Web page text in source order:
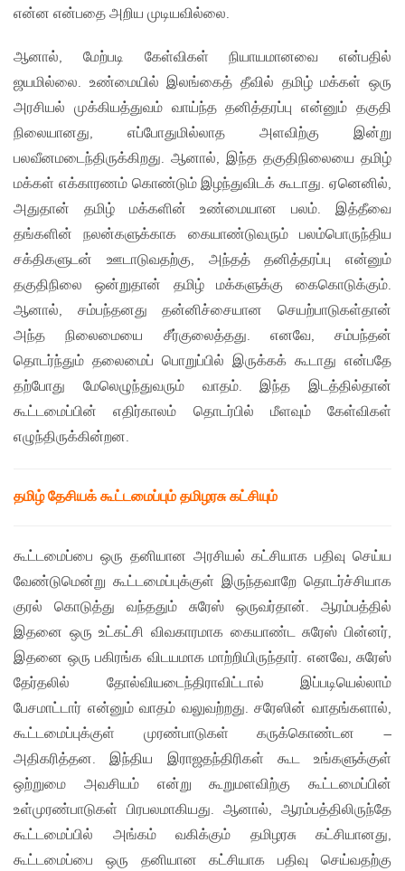
என்ன என்பதை அறிய முடியவில்லை.
ஆனால், மேற்படி கேள்விகள் நியாயமானவை என்பதில்
ஜயமில்லை. உண்மையில் இலங்கைத் தீவில் தமிழ் மக்கள் ஒரு
அரசியல் முக்கியத்துவம் வாய்ந்த தனித்தரப்பு என்னும் தகுதி
நிலையானது, எப்போதுமில்லாத அளவிற்கு இன்று
பலவீனமடைந்திருக்கிறது. ஆனால், இந்த தகுதிநிலையை தமிழ்
மக்கள் எக்காரணம் கொண்டும் இழந்துவிடக் கூடாது. ஏனெனில்,
அதுதான் தமிழ் மக்களின் உண்மையான பலம். இத்தீவை
தங்களின் நலன்களுக்காக கையாண்டுவரும் பலம்பொருந்திய
சக்திகளுடன் ஊடாடுவதற்கு, அந்தத் தனித்தரப்பு என்னும்
தகுதிநிலை ஒன்றுதான் தமிழ் மக்களுக்கு கைகொடுக்கும்.
ஆனால், சம்பந்தனது தன்னிச்சையான செயற்பாடுகள்தான்
அந்த நிலைமையை சீர்குலைத்தது. எனவே, சம்பந்தன்
தொடர்ந்தும் தலைமைப் பொறுப்பில் இருக்கக் கூடாது என்பதே
தற்போது மேலெழுந்துவரும் வாதம். இந்த இடத்தில்தான்
கூட்டமைப்பின் எதிர்காலம் தொடர்பில் மீளவும் கேள்விகள்
எழுந்திருக்கின்றன.
தமிழ் தேசியக் கூட்டமைப்பும் தமிழரசு கட்சியும்
கூட்டமைப்பை ஒரு தனியான அரசியல் கட்சியாக பதிவு செய்ய
வேண்டுமென்று கூட்டமைப்புக்குள் இருந்தவாறே தொடர்ச்சியாக
குரல் கொடுத்து வந்ததும் சுரேஸ் ஒருவர்தான். ஆரம்பத்தில்
இதனை ஒரு உட்கட்சி விவகாரமாக கையாண்ட சுரேஸ் பின்னர்,
இதனை ஒரு பகிரங்க விடயமாக மாற்றியிருந்தார். எனவே, சுரேஸ்
தேர்தலில் தோல்வியடைந்திராவிட்டால் இப்படியெல்லாம்
பேசமாட்டார் என்னும் வாதம் வலுவற்றது. சரேஸின் வாதங்களால்,
கூட்டமைப்புக்குள் முரண்பாடுகள் கருக்கொண்டன –
அதிகரித்தன. இந்திய இராஜதந்திரிகள் கூட உங்களுக்குள்
ஒற்றுமை அவசியம் என்று கூறுமளவிற்கு கூட்டமைப்பின்
உள்முரண்பாடுகள் பிரபலமாகியது. ஆனால், ஆரம்பத்திலிருந்தே
கூட்டமைப்பில் அங்கம் வகிக்கும் தமிழரசு கட்சியானது,
கூட்டமைப்பை ஒரு தனியான கட்சியாக பதிவு செய்வதற்கு